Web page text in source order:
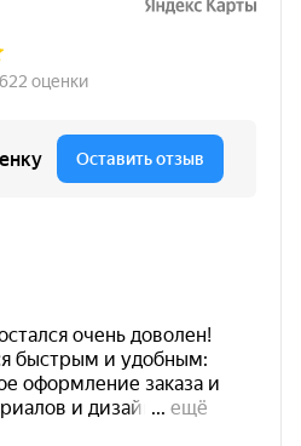
водной основе
ФИОЛЕТОВАЯ